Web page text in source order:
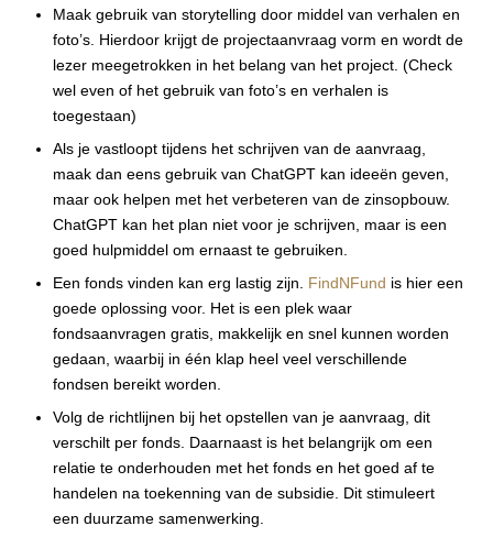
Maak gebruik van storytelling door middel van verhalen en
foto’s. Hierdoor krijgt de projectaanvraag vorm en wordt de
lezer meegetrokken in het belang van het project. (Check
wel even of het gebruik van foto’s en verhalen is
toegestaan)
Als je vastloopt tijdens het schrijven van de aanvraag,
maak dan eens gebruik van ChatGPT kan ideeën geven,
maar ook helpen met het verbeteren van de zinsopbouw.
ChatGPT kan het plan niet voor je schrijven, maar is een
goed hulpmiddel om ernaast te gebruiken.
Een fonds vinden kan erg lastig zijn. FindNFund is hier een
goede oplossing voor. Het is een plek waar
fondsaanvragen gratis, makkelijk en snel kunnen worden
gedaan, waarbij in één klap heel veel verschillende
fondsen bereikt worden.
Volg de richtlijnen bij het opstellen van je aanvraag, dit
verschilt per fonds. Daarnaast is het belangrijk om een
relatie te onderhouden met het fonds en het goed af te
handelen na toekenning van de subsidie. Dit stimuleert
een duurzame samenwerking.